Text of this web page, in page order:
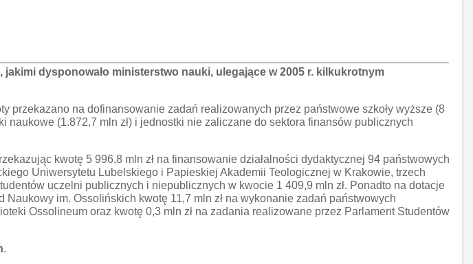
dysponowało ministerstwo nauki, ulegające w 2005 r. kilkukrotnym
przekazano na dofinansowanie zadań realizowanych przez państwowe szkoły wyższe (8
naukowe (1.872,7 mln zł) i jednostki nie zaliczane do sektora finansów publicznych
kwotę 5 996,8 mln zł na finansowanie działalności dydaktycznej 94 państwowych
Uniwersytetu Lubelskiego i Papieskiej Akademii Teologicznej w Krakowie, trzech
uczelni publicznych i niepublicznych w kwocie 1 409,9 mln zł. Ponadto na dotacje
im. Ossolińskich kwotę 11,7 mln zł na wykonanie zadań państwowych
Ossolineum oraz kwotę 0,3 mln zł na zadania realizowane przez Parlament Studentów
.